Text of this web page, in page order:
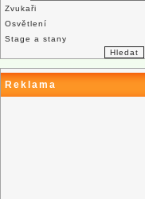
Zvukaři
Osvětlení
Stage a stany
Reklama